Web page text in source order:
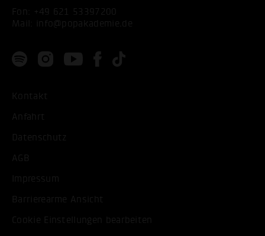
Fon:
+49 621 53397200
Mail:
info@popakademie.de
Kontakt
Anfahrt
Datenschutz
AGB
Impressum
Barrierearme Ansicht
Cookie Einstellungen bearbeiten